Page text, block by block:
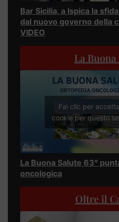
Bar Sicilia, a Ispica la
dal nuovo governo della
VIDEO
La Buona
Fai clic per
cookie per questo
La Buona Salute 63°
oncologica
Oltre il